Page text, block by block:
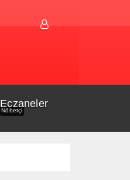
Eczaneler
Nöbetçi